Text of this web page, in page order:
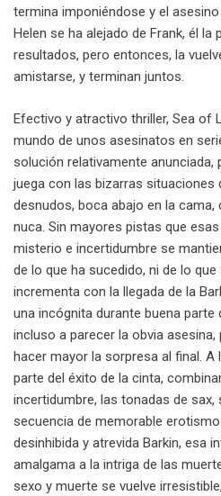
termina imponiéndose y el
Helen se ha alejado de Frank, él la
resultados, pero entonces, la
amistarse, y terminan juntos.
Efectivo y atractivo thriller, Sea of
mundo de unos asesinatos en
solución relativamente anunciada,
juega con las bizarras
desnudos, boca abajo en la
nuca. Sin mayores pistas que
misterio e incertidumbre se
de lo que ha sucedido, ni de lo
incrementa con la llegada de la
una incógnita durante buena parte
incluso a parecer la obvia
hacer mayor la sorpresa al final. A
parte del éxito de la cinta,
incertidumbre, las tonadas de sax,
secuencia de memorable
desinhibida y atrevida Barkin, esa
amalgama a la intriga de las
sexo y muerte se vuelve